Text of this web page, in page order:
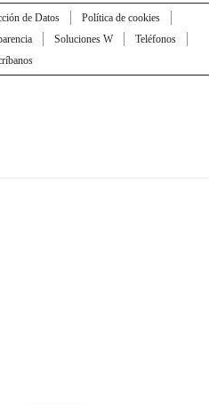
de Datos
Política de cookies
Soluciones W
Teléfonos